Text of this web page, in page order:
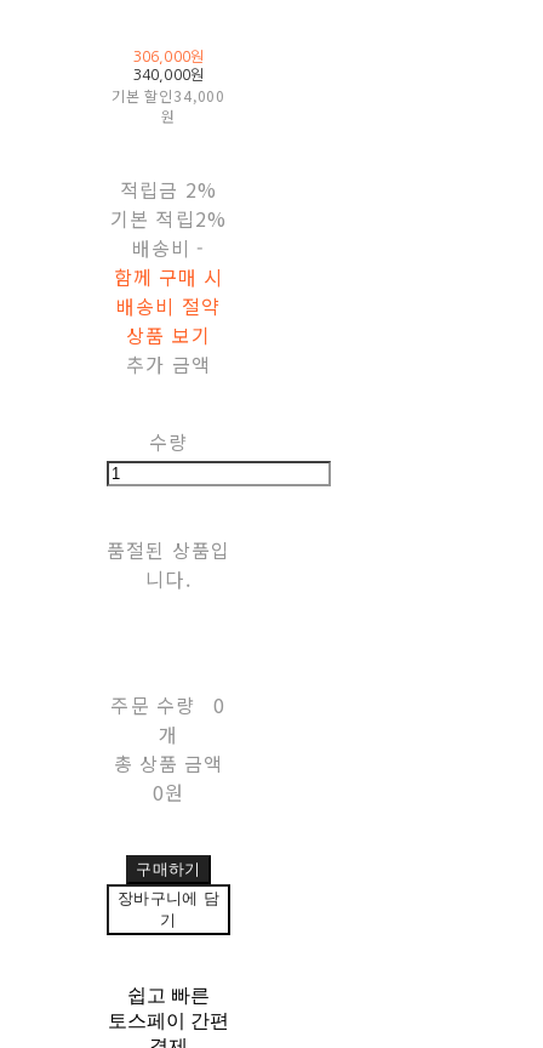
306,000원
340,000원
기본 할인34,000
원
적립금 2%
기본 적립2%
배송비 -
함께 구매 시
배송비 절약
상품 보기
추가 금액
수량
품절된 상품입
니다.
주문 수량
0
개
총 상품 금액
0원
구매하기
장바구니에 담
기
쉽고 빠른
토스페이 간편